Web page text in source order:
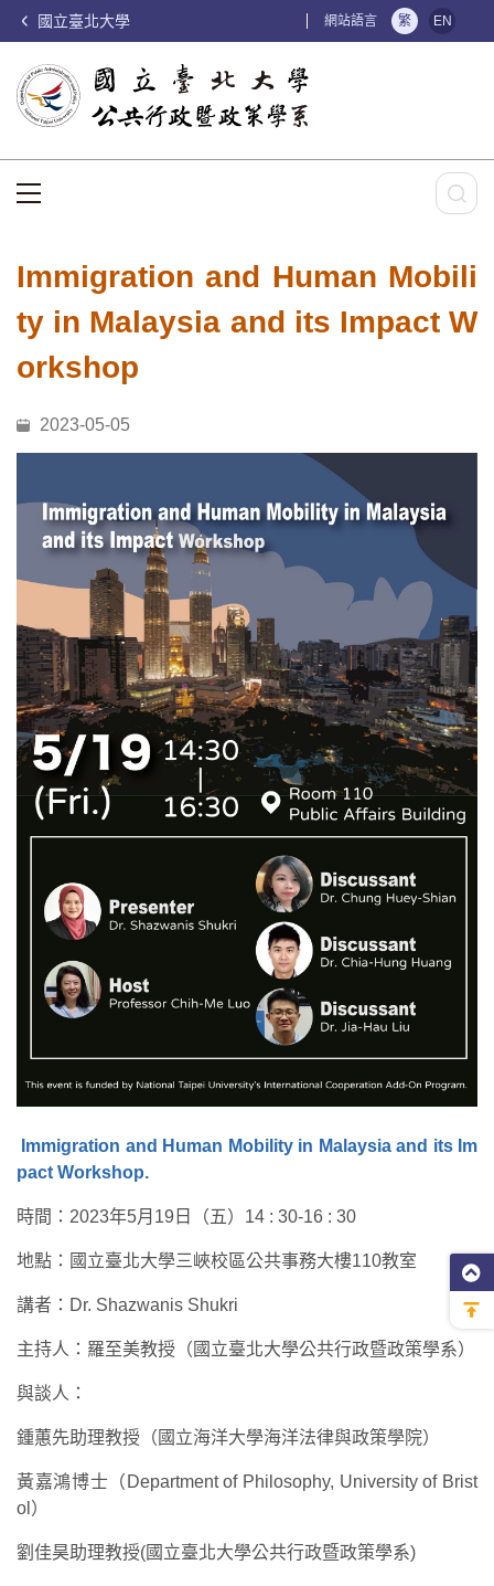
國立臺北大學 網站語言 繁 EN
Immigration and Human Mobili
ty in Malaysia and its Impact W
orkshop
2023-05-05
Immigration and Human Mobility in Malaysia and its Im
pact Workshop.
時間：2023年5月19日（五）14 : 30-16 : 30
地點：國立臺北大學三峽校區公共事務大樓110教室
講者：Dr. Shazwanis Shukri
主持人：羅至美教授（國立臺北大學公共行政暨政策學系）
與談人：
鍾蕙先助理教授（國立海洋大學海洋法律與政策學院）
黃嘉鴻博士（Department of Philosophy, University of Brist
ol）
劉佳昊助理教授(國立臺北大學公共行政暨政策學系)